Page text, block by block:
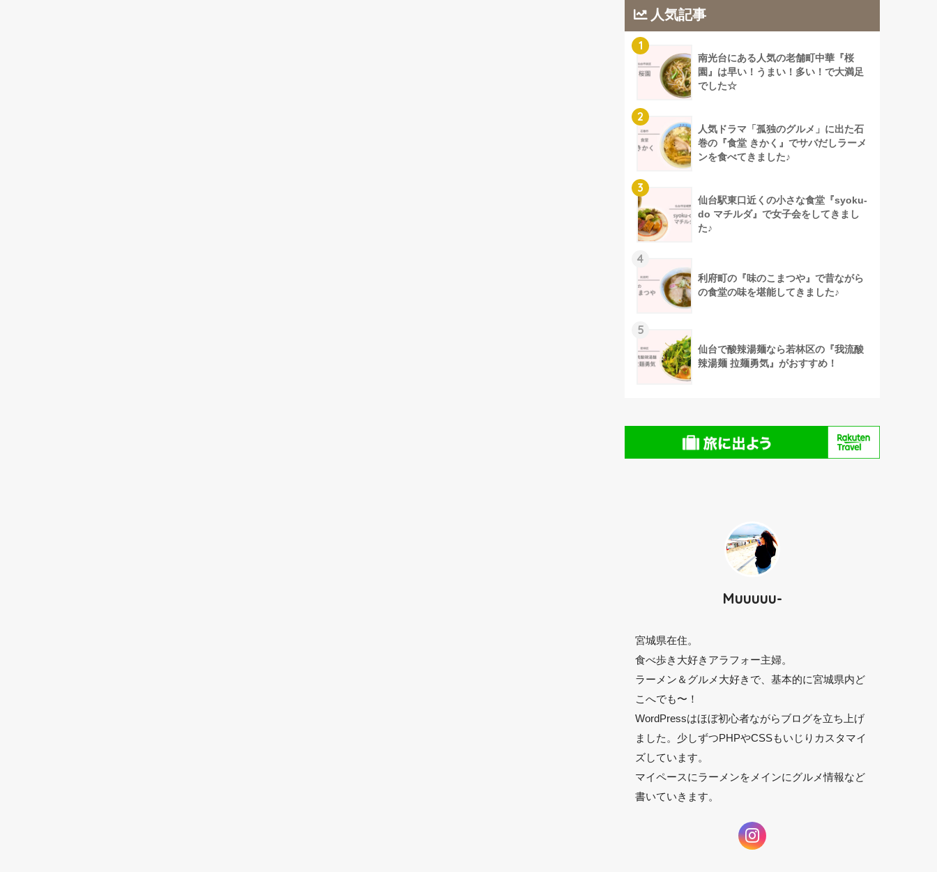
人気記事
1
南光台にある人気の老舗町中華『桜
園』は早い！うまい！多い！で大満足
でした☆
2
人気ドラマ「孤独のグルメ」に出た石
巻の『食堂 きかく』でサバだしラーメ
ンを食べてきました♪
3
仙台駅東口近くの小さな食堂『syoku-
do マチルダ』で女子会をしてきまし
た♪
4
利府町の『味のこまつや』で昔ながら
の食堂の味を堪能してきました♪
5
仙台で酸辣湯麺なら若林区の『我流酸
辣湯麺 拉麺勇気』がおすすめ！
Muuuuu-
宮城県在住。
食べ歩き大好きアラフォー主婦。
ラーメン＆グルメ大好きで、基本的に宮城県内ど
こへでも〜！
WordPressはほぼ初心者ながらブログを立ち上げ
ました。少しずつPHPやCSSもいじりカスタマイ
ズしています。
マイペースにラーメンをメインにグルメ情報など
書いていきます。